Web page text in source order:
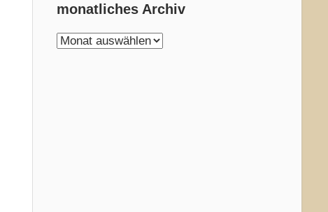
monatliches Archiv
monatliches